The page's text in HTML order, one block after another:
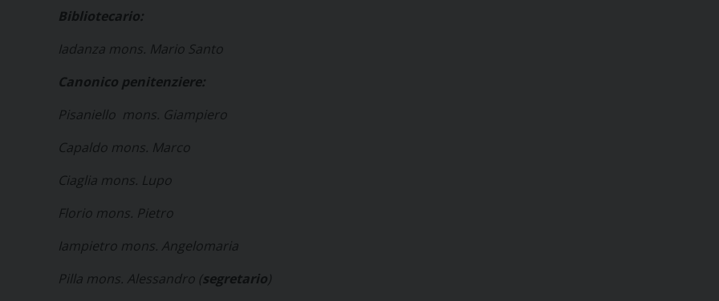
Bibliotecario:
Iadanza mons. Mario Santo
Canonico penitenziere:
Pisaniello mons. Giampiero
Capaldo mons. Marco
Ciaglia mons. Lupo
Florio mons. Pietro
Iampietro mons. Angelomaria
Pilla mons. Alessandro (segretario)